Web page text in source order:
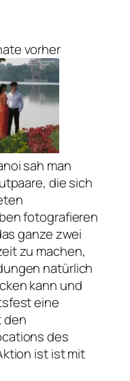
vorher
sah man
die sich
fotografieren
ganze zwei
zu machen,
natürlich
kann und
eine
den
des
ist ist mit